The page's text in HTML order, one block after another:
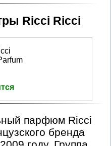
Ricci Ricci
парфюм Ricci
бренда